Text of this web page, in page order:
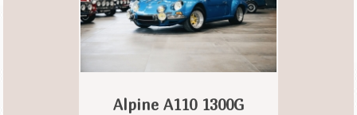
Alpine A110 1300G